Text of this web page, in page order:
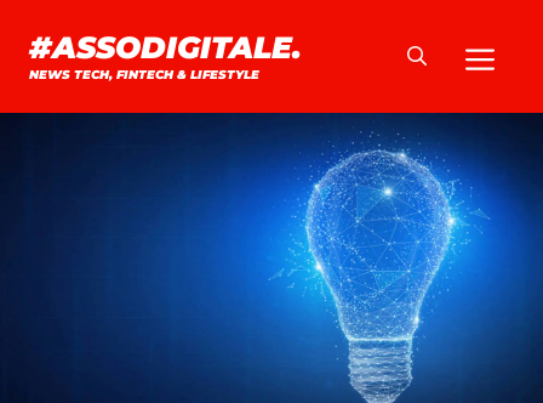
contenuto
#ASSODIGITALE.
NEWS TECH, FINTECH & LIFESTYLE